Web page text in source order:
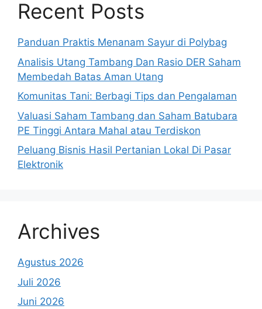
Recent Posts
Panduan Praktis Menanam Sayur di Polybag
Analisis Utang Tambang Dan Rasio DER Saham
Membedah Batas Aman Utang
Komunitas Tani: Berbagi Tips dan Pengalaman
Valuasi Saham Tambang dan Saham Batubara
PE Tinggi Antara Mahal atau Terdiskon
Peluang Bisnis Hasil Pertanian Lokal Di Pasar
Elektronik
Archives
Agustus 2026
Juli 2026
Juni 2026